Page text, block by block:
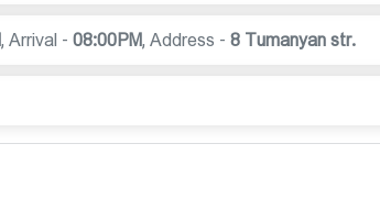
Arrival - 08:00PM Address - 8 Tumanyan str.